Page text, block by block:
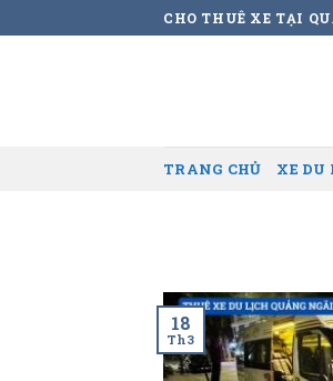
to
CHO THUÊ XE TẠI
TRANG CHỦ XE DU
18
Th3